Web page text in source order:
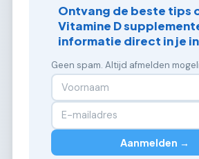
Ontvang de beste tips
Vitamine D
informatie direct in je
Geen spam. Altijd afmelden
Aanmelden →